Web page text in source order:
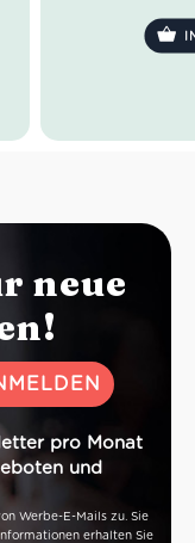
neue
pro Monat
und
Werbe-E-Mails zu. Sie
erhalten Sie